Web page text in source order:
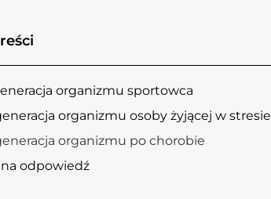
organizmu sportowca
organizmu osoby żyjącej w stresie
organizmu po chorobie
odpowiedź